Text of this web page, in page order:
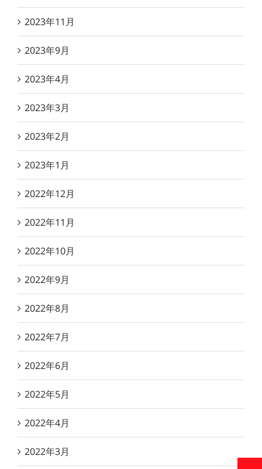
2023年11月
2023年9月
2023年4月
2023年3月
2023年2月
2023年1月
2022年12月
2022年11月
2022年10月
2022年9月
2022年8月
2022年7月
2022年6月
2022年5月
2022年4月
2022年3月